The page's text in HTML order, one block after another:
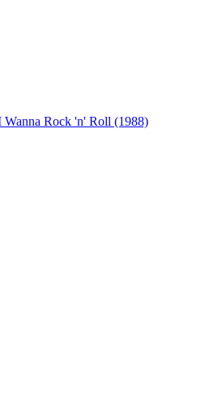
Rock 'n' Roll (1988)